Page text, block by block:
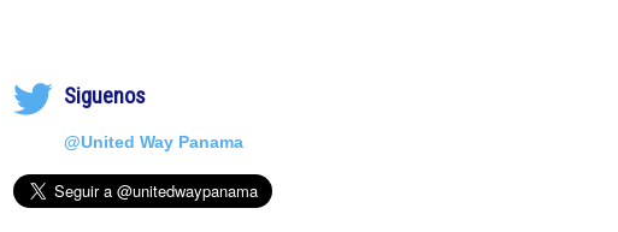
Siguenos
@United Way Panama